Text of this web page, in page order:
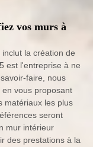
vos murs à
la création de
est l'entreprise à ne
faire, nous
vous proposant
matériaux les plus
seront
mur intérieur
des prestations à la